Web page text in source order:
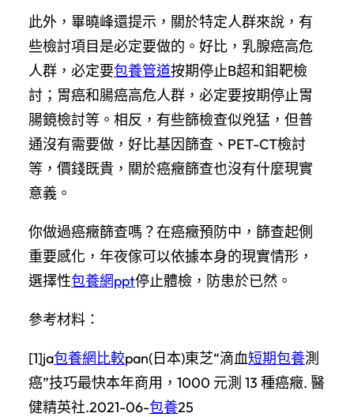
此外，畢曉峰還提示，關於特定人群來說，有
些檢討項目是必定要做的。好比，乳腺癌高危
人群，必定要包養管道按期停止B超和鉬靶檢
討；胃癌和腸癌高危人群，必定要按期停止胃
腸鏡檢討等。相反，有些篩檢查似兇猛，但普
通沒有需要做，好比基因篩查、PET-CT檢討
等，價錢既貴，關於癌癥篩查也沒有什麼現實
意義。
你做過癌癥篩查嗎？在癌癥預防中，篩查起側
重要感化，年夜傢可以依據本身的現實情形，
選擇性包養網ppt停止體檢，防患於已然。
參考材料：
[1]ja包養網比較pan(日本)東芝“滴血短期包養測
癌”技巧最快本年商用，1000 元測 13 種癌癥. 醫
健精英社.2021-06-包養25